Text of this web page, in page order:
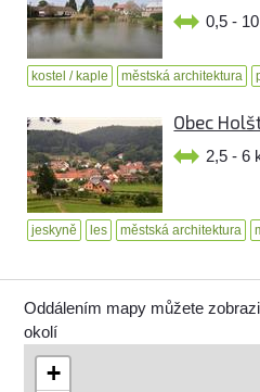
0,5 -
kostel / kaple městská architektura
Obec
2,5 - 6
jeskyně les městská architektura
Oddálením mapy můžete
okolí
+